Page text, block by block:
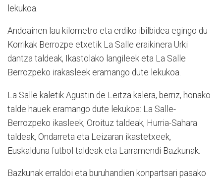
lekukoa.
Andoainen lau kilometro eta erdiko ibilbidea egingo du
Korrikak Berrozpe etxetik La Salle eraikinera Urki
dantza taldeak, Ikastolako langileek eta La Salle
Berrozpeko irakasleek eramango dute lekukoa.
La Salle kaletik Agustin de Leitza kalera, berriz, honako
talde hauek eramango dute lekukoa: La Salle-
Berrozpeko ikasleek, Oroituz taldeak, Hurria-Sahara
taldeak, Ondarreta eta Leizaran ikastetxeek,
Euskalduna futbol taldeak eta Larramendi Bazkunak.
Bazkunak erraldoi eta buruhandien konpartsari pasako